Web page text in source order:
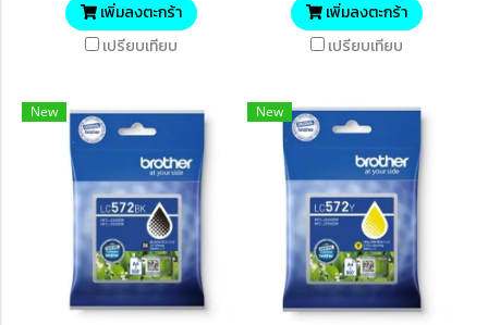
เพิ่มลงตะกร้า
เปรียบเทียบ
เพิ่มลงตะกร้า
เปรียบเทียบ
New New